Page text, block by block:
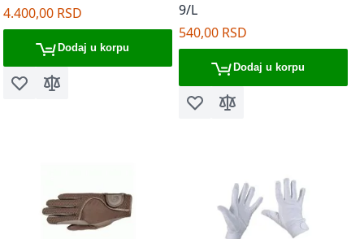
4.400,00 RSD
Dodaj u korpu
Dodaj u listu želja
Dodaj za poređenje
9/L
540,00 RSD
Dodaj u korpu
Dodaj u listu želja
Dodaj za poređenje